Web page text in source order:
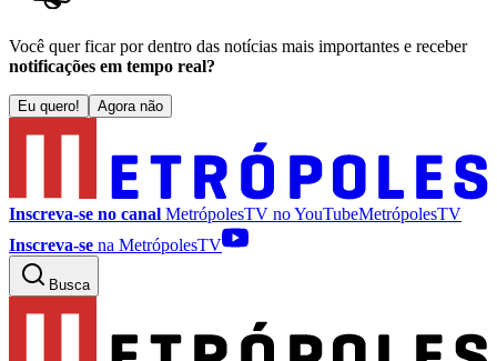
Você quer ficar por dentro das notícias mais importantes e receber
notificações em tempo real?
Eu quero! Agora não
Inscreva-se no canal MetrópolesTV noYouTubeMetrópolesTV
Inscreva-se na MetrópolesTV
Busca